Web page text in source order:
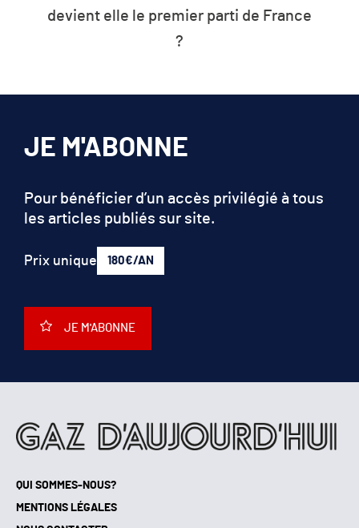
devient elle le premier parti de France
?
QUI SOMMES-NOUS?
MENTIONS LÉGALES
JE M'ABONNE
Pour bénéficier d’un accès privilégié à tous
les articles publiés sur site.
Prix unique 180€/AN
JE M'ABONNE